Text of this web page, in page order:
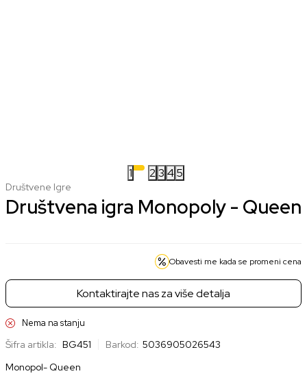
1 2 3 4 5
Društvene Igre
Društvena igra Monopoly - Queen
Obavesti me kada se promeni cena
Kontaktirajte nas za više detalja
Nema na stanju
Šifra artikla: BG451 Barkod: 5036905026543
Monopol- Queen